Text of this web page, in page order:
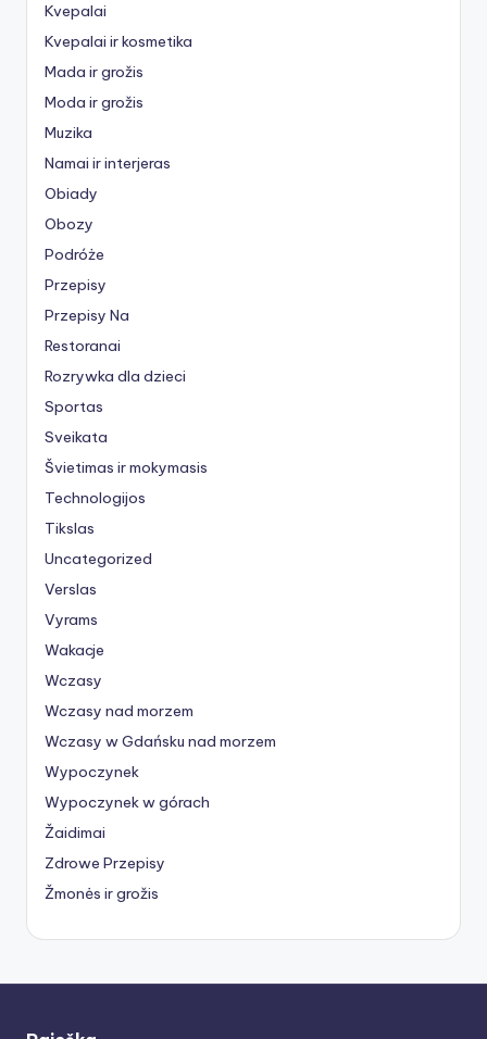
Kvepalai
Kvepalai ir kosmetika
Mada ir grožis
Moda ir grožis
Muzika
Namai ir interjeras
Obiady
Obozy
Podróże
Przepisy
Przepisy Na
Restoranai
Rozrywka dla dzieci
Sportas
Sveikata
Švietimas ir mokymasis
Technologijos
Tikslas
Uncategorized
Verslas
Vyrams
Wakacje
Wczasy
Wczasy nad morzem
Wczasy w Gdańsku nad morzem
Wypoczynek
Wypoczynek w górach
Žaidimai
Zdrowe Przepisy
Žmonės ir grožis